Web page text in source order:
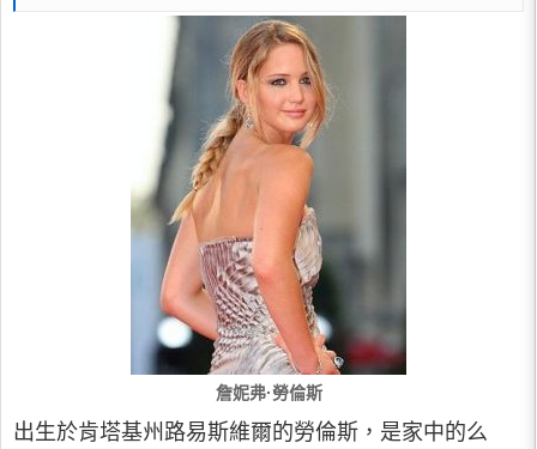
詹妮弗·勞倫斯
出生於肯塔基州路易斯維爾的勞倫斯，是家中的么